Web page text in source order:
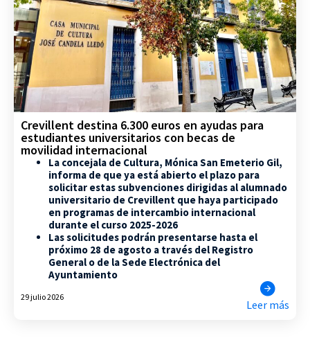
Crevillent destina 6.300 euros en ayudas para
estudiantes universitarios con becas de
movilidad internacional
La concejala de Cultura, Mónica San Emeterio Gil,
informa de que ya está abierto el plazo para
solicitar estas subvenciones dirigidas al alumnado
universitario de Crevillent que haya participado
en programas de intercambio internacional
durante el curso 2025-2026
Las solicitudes podrán presentarse hasta el
próximo 28 de agosto a través del Registro
General o de la Sede Electrónica del
Ayuntamiento
29 julio 2026
Leer más